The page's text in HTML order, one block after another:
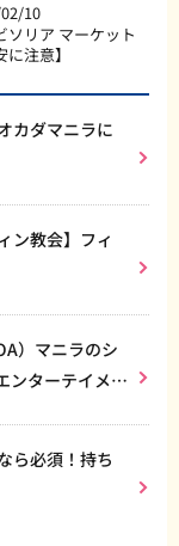
10
ソリア マーケット
に注意】
カダマニラに
ン教会】フィ
）マニラのシ
ンターテイメン
ら必須！持ち